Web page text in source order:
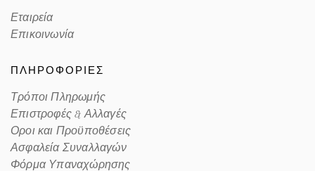
Color code
Εταιρεία
Επικοινωνία
ΠΛΗΡΟΦΟΡΙΕΣ
Τρόποι Πληρωμής
Επιστροφές & Αλλαγές
Οροι και Προϋποθέσεις
Ασφαλεία Συναλλαγών
Φόρμα Υπαναχώρησης